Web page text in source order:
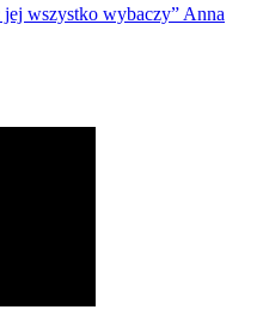
wszystko wybaczy” Anna